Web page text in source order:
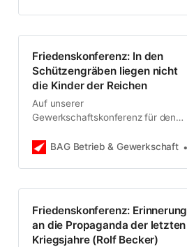
Gewerkschaften und
Friedensbewegung sprechen. Wir
des International Peace Bureau
vorab gesprochen.
Friedenskonferenz: In den
Schützengräben liegen nicht
die Kinder der Reichen
Auf unserer
Gewerkschaftskonferenz für den
Bewaffnung und die inzwischen
Atomkrieges referieren. Hier ein
Interview vorab.
BAG Betrieb & Gewerkschaft
Friedenskonferenz: Erinnerung
an die Propaganda der letzten
Kriegsjahre (Rolf Becker)